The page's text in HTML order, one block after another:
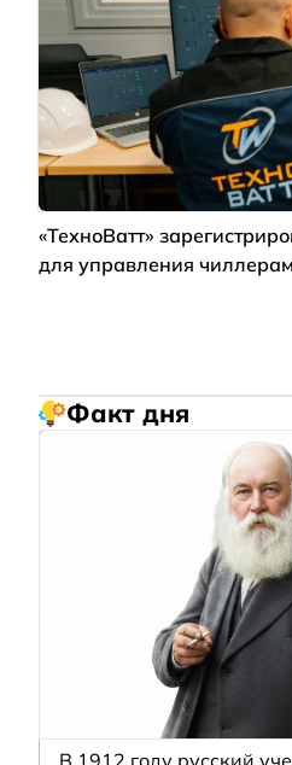
«ТехноВатт»
для управления
Факт дня
В 1912 году русский